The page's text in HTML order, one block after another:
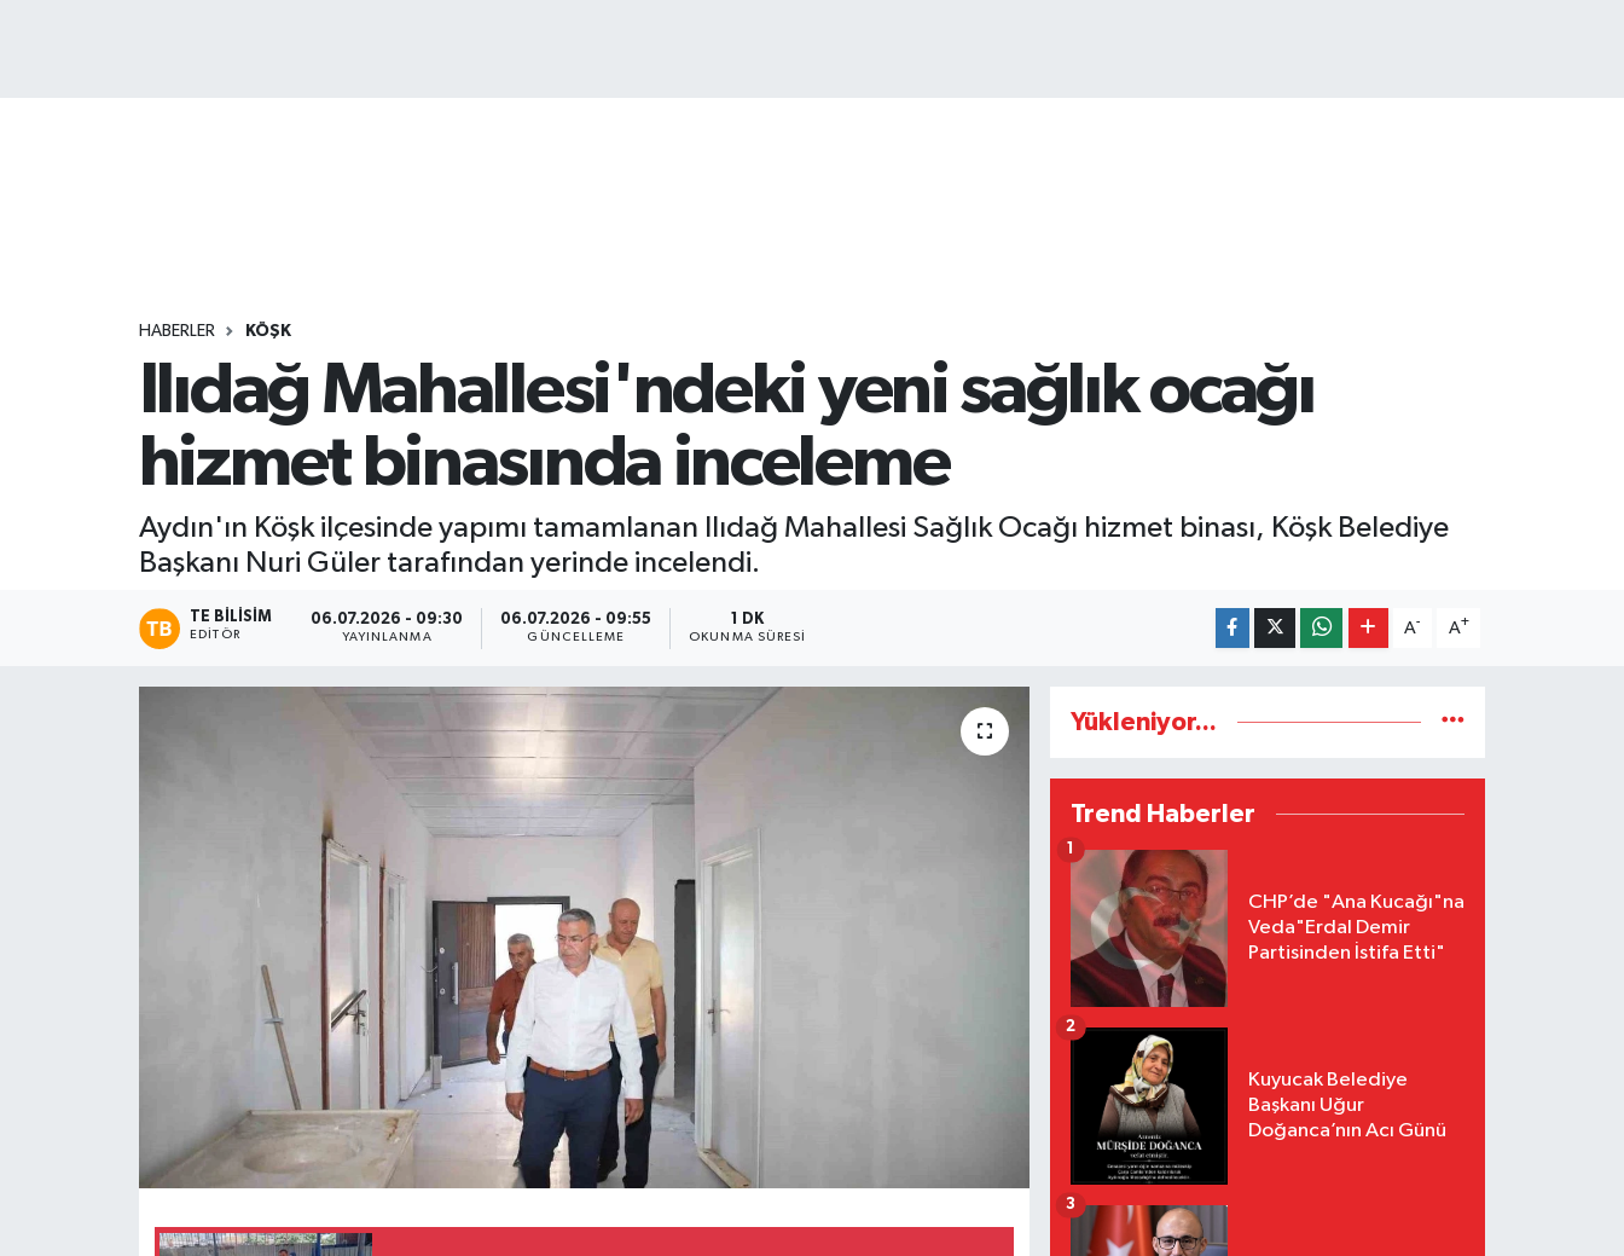
HABERLER KÖŞK
Ilıdağ Mahallesi'ndeki yeni sağlık ocağı
hizmet binasında inceleme
Aydın'ın Köşk ilçesinde yapımı tamamlanan Ilıdağ Mahallesi Sağlık Ocağı hizmet binası, Köşk Belediye
Başkanı Nuri Güler tarafından yerinde incelendi.
TE BILISIM
EDITÖR
06.07.2026 - 09:30
YAYINLANMA
06.07.2026 - 09:55
GÜNCELLEME
1 DK
OKUNMA SÜRESI
A- A+
Yükleniyor...
Trend Haberler
CHP’de "Ana Kucağı"na
Veda"Erdal Demir
Partisinden İstifa Etti"
1
Kuyucak Belediye
Başkanı Uğur
Doğanca’nın Acı Günü
2
3